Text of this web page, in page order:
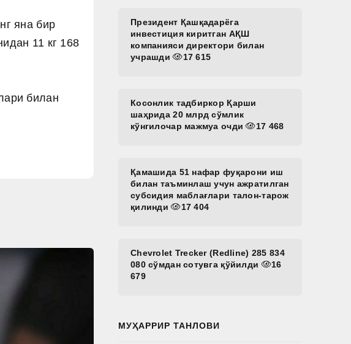
яна бир
11 кг 168
билан
Президент Қашқадарёга
инвестиция киритган АҚШ
компанияси директори билан
учрашди
17 615
Косонлик тадбиркор Қарши
шаҳрида 20 млрд сўмлик
кўнгилочар мажмуа очди
17 468
Қамашида 51 нафар фуқарони иш
билан таъминлаш учун ажратилган
субсидия маблағлари талон-тарож
қилинди
17 404
Chevrolet Trecker (Redline) 285 834
080 сўмдан сотувга қўйилди
16
679
МУҲАРРИР ТАНЛОВИ